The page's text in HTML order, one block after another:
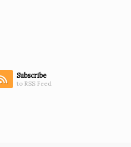
Subscribe
to RSS Feed